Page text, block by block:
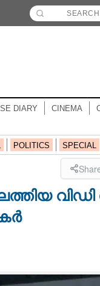
DIARY CINEMA
POLITICS SPECIAL